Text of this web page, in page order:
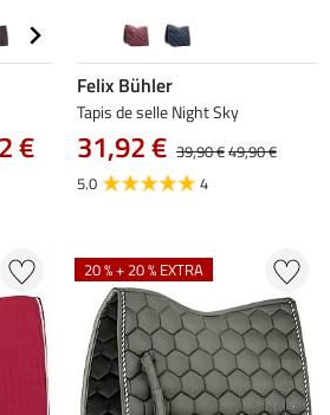
€
Felix Bühler
Tapis de selle Night Sky
31,92 € 39,90 €49,90 €
5.0
4
20 % + 20 % EXTRA